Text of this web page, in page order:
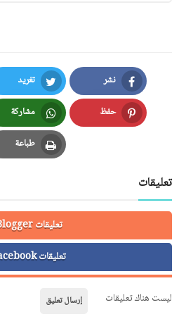
نشر
Facebook
تغريد
Twitter
حفظ
Pinterest
مشاركة
Whatsapp
طباعة
Print
تعليقات
تعليقات Blogger
تعليقات Facebook
ليست هناك تعليقات إرسال تعليق